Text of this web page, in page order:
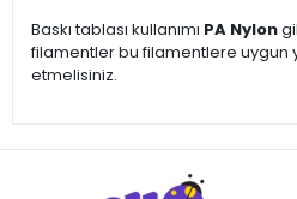
Baskı tablası kullanımı PA Nylon
filamentler bu filamentlere uygun
etmelisiniz.